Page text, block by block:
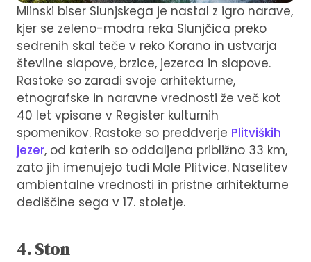
Mlinski biser Slunjskega je nastal z igro narave,
kjer se zeleno-modra reka Slunjčica preko
sedrenih skal teče v reko Korano in ustvarja
številne slapove, brzice, jezerca in slapove.
Rastoke so zaradi svoje arhitekturne,
etnografske in naravne vrednosti že več kot
40 let vpisane v Register kulturnih
spomenikov. Rastoke so preddverje Plitviških
jezer, od katerih so oddaljena približno 33 km,
zato jih imenujejo tudi Male Plitvice. Naselitev
ambientalne vrednosti in pristne arhitekturne
dediščine sega v 17. stoletje.
4. Ston